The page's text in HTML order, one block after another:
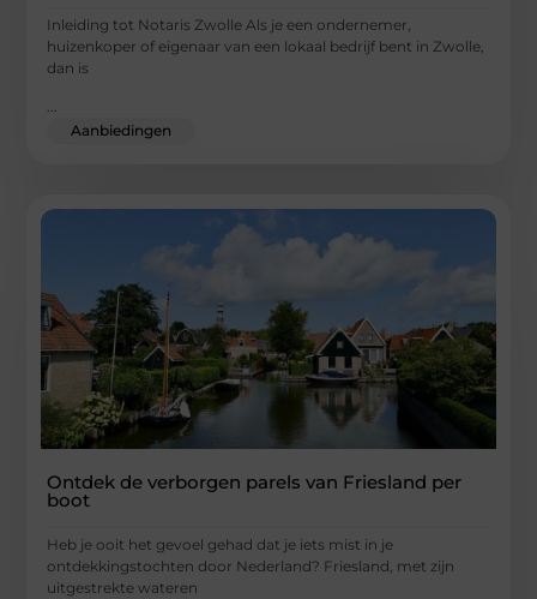
Inleiding tot Notaris Zwolle Als je een ondernemer,
huizenkoper of eigenaar van een lokaal bedrijf bent in Zwolle,
dan is
...
Aanbiedingen
Ontdek de verborgen parels van Friesland per
boot
Heb je ooit het gevoel gehad dat je iets mist in je
ontdekkingstochten door Nederland? Friesland, met zijn
uitgestrekte wateren